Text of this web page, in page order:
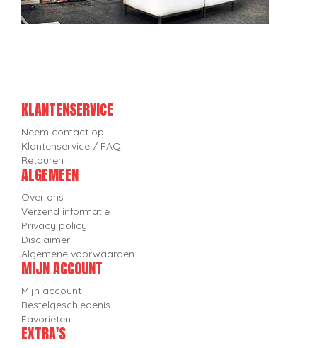
KLANTENSERVICE
Neem contact op
Klantenservice / FAQ
Retouren
ALGEMEEN
Over ons
Verzend informatie
Privacy policy
Disclaimer
Algemene voorwaarden
MIJN ACCOUNT
Mijn account
Bestelgeschiedenis
Favorieten
EXTRA'S